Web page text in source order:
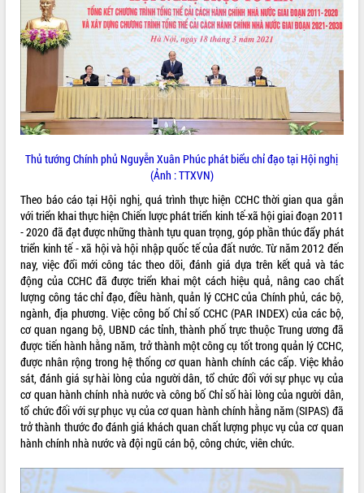
QUY HOẠCH - KẾ HOẠCH
VIDEO
Thủ tướng Chính phủ Nguyễn Xuân Phúc phát biểu chỉ đạo tại Hội nghị
(Ảnh : TTXVN)
Theo báo cáo tại Hội nghị, quá trình thực hiện CCHC thời gian qua gắn
với triển khai thực hiện Chiến lược phát triển kinh tế-xã hội giai đoạn 2011
- 2020 đã đạt được những thành tựu quan trọng, góp phần thúc đẩy phát
triển kinh tế - xã hội và hội nhập quốc tế của đất nước. Từ năm 2012 đến
nay, việc đổi mới công tác theo dõi, đánh giá dựa trên kết quả và tác
động của CCHC đã được triển khai một cách hiệu quả, nâng cao chất
lượng công tác chỉ đạo, điều hành, quản lý CCHC của Chính phủ, các bộ,
ngành, địa phương. Việc công bố Chỉ số CCHC (PAR INDEX) của các bộ,
cơ quan ngang bộ, UBND các tỉnh, thành phố trực thuộc Trung ương đã
được tiến hành hằng năm, trở thành một công cụ tốt trong quản lý CCHC,
được nhân rộng trong hệ thống cơ quan hành chính các cấp. Việc khảo
sát, đánh giá sự hài lòng của người dân, tổ chức đối với sự phục vụ của
cơ quan hành chính nhà nước và công bố Chỉ số hài lòng của người dân,
tổ chức đối với sự phục vụ của cơ quan hành chính hằng năm (SIPAS) đã
trở thành thước đo đánh giá khách quan chất lượng phục vụ của cơ quan
hành chính nhà nước và đội ngũ cán bộ, công chức, viên chức.